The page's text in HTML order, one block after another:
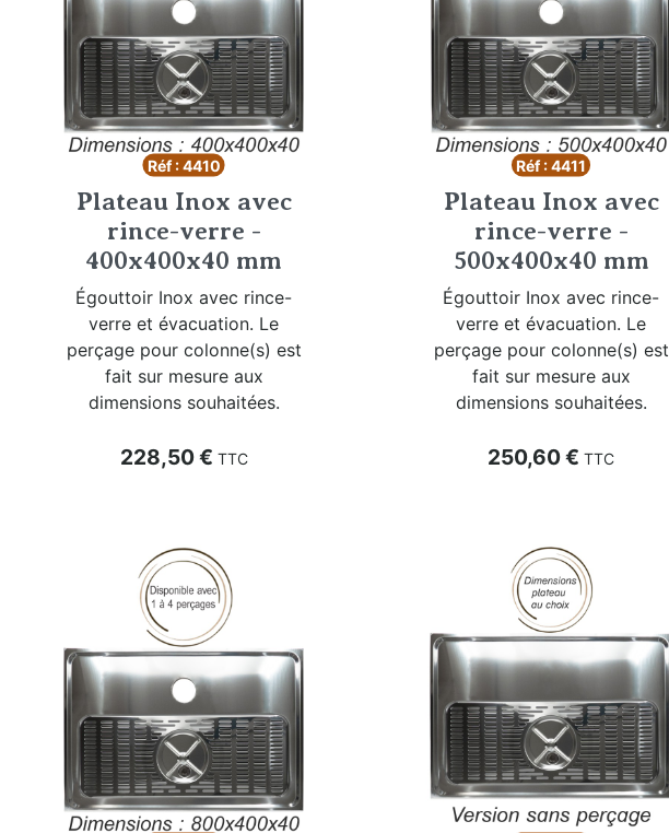
Réf : 4410
Plateau Inox avec
rince-verre -
400x400x40 mm
Égouttoir Inox avec rince-
verre et évacuation. Le
perçage pour colonne(s) est
fait sur mesure aux
dimensions souhaitées.
Prix
228,50 € TTC
Réf : 4411
Plateau Inox avec
rince-verre -
500x400x40 mm
Égouttoir Inox avec rince-
verre et évacuation. Le
perçage pour colonne(s) est
fait sur mesure aux
dimensions souhaitées.
Prix
250,60 € TTC